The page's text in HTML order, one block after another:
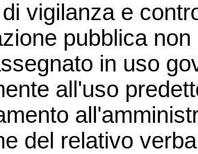
vigilanza e
pubblica
in uso
all'uso
del relativo